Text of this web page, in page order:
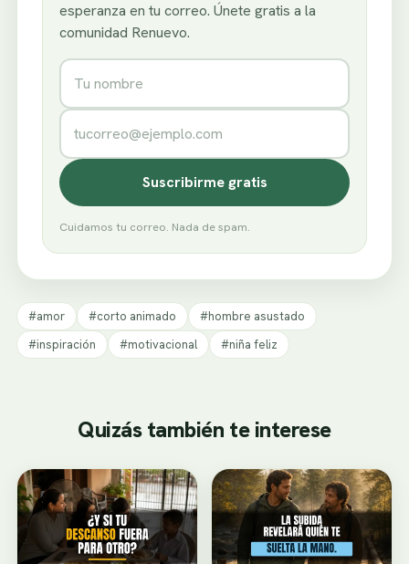
esperanza en tu correo. Únete gratis a la
comunidad Renuevo.
Nombre
Correo electrónico
Suscribirme gratis
Cuidamos tu correo. Nada de spam.
#amor #corto animado
#hombre asustado
#inspiración
#motivacional #niña feliz
Quizás también te interese